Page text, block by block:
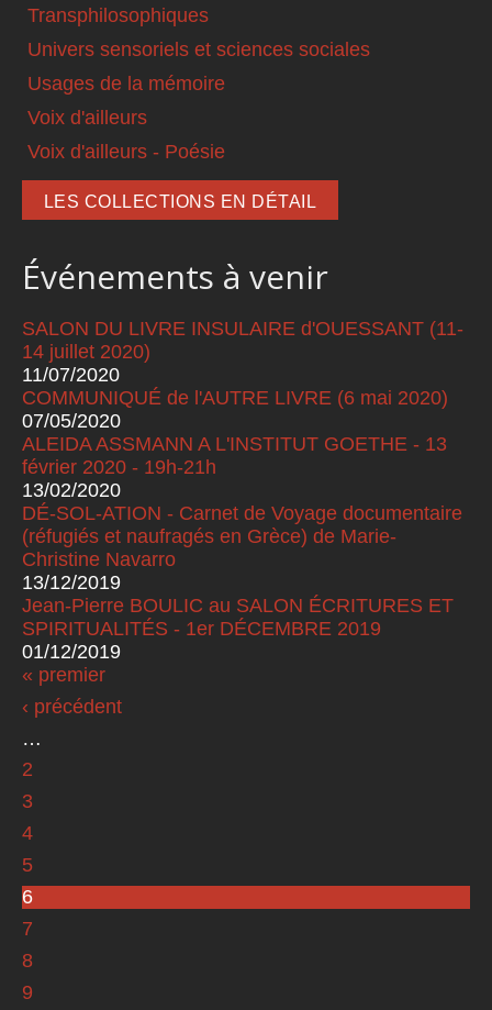
Transphilosophiques
Univers sensoriels et sciences sociales
Usages de la mémoire
Voix d'ailleurs
Voix d'ailleurs - Poésie
LES COLLECTIONS EN DÉTAIL
Événements à venir
SALON DU LIVRE INSULAIRE d'OUESSANT (11-
14 juillet 2020)
11/07/2020
COMMUNIQUÉ de l'AUTRE LIVRE (6 mai 2020)
07/05/2020
ALEIDA ASSMANN A L'INSTITUT GOETHE - 13
février 2020 - 19h-21h
13/02/2020
DÉ-SOL-ATION - Carnet de Voyage documentaire
(réfugiés et naufragés en Grèce) de Marie-
Christine Navarro
13/12/2019
Jean-Pierre BOULIC au SALON ÉCRITURES ET
SPIRITUALITÉS - 1er DÉCEMBRE 2019
01/12/2019
Pages
« premier
‹ précédent
…
2
3
4
5
6
7
8
9